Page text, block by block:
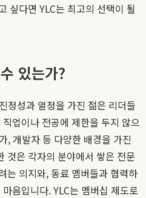
싶다면 YLC는 최고의 선택이 될
있는가?
정성과 열정을 가진 젊은 리더들
업이나 전공에 제한을 두지 않으
, 개발자 등 다양한 배경을 가진
것은 각자의 분야에서 쌓은 전문
는 의지와, 동료 멤버들과 협력하
음입니다. YLC는 멤버십 제도로